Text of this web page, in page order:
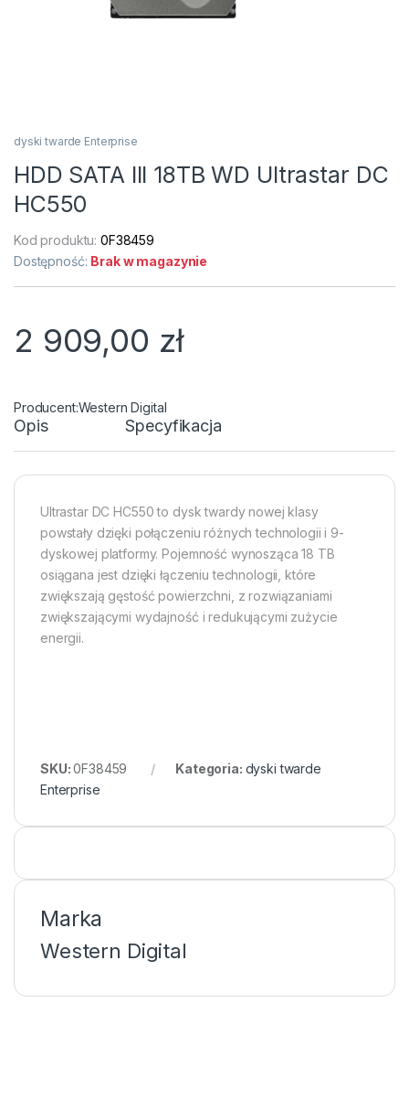
dyski twarde Enterprise
HDD SATA III 18TB WD Ultrastar DC
HC550
Kod produktu:0F38459
Dostępność: Brak w magazynie
2 909,00 zł
Western Digital
Opis Specyfikacja
Ultrastar DC HC550 to dysk twardy nowej klasy
powstały dzięki połączeniu różnych technologii i 9-
dyskowej platformy. Pojemność wynosząca 18 TB
osiągana jest dzięki łączeniu technologii, które
zwiększają gęstość powierzchni, z rozwiązaniami
zwiększającymi wydajność i redukującymi zużycie
energii.
SKU:0F38459 Kategoria: dyski twarde
Enterprise
Marka
Western Digital